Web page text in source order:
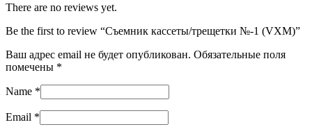
There are no reviews yet.
Be the first to review “Съемник кассеты/трещетки №-1 (VXM)”
Ваш адрес email не будет опубликован. Обязательные поля
помечены *
Name *
Email *